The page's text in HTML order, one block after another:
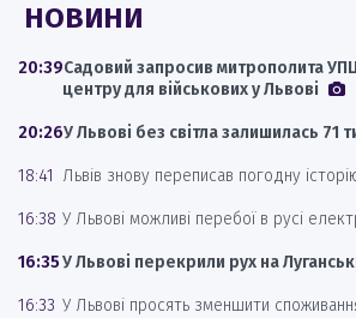
НОВИНИ
20:39Садовий запросив митрополита
центру для військових у Львові
20:26У Львові без світла залишилась 71
18:41 Львів знову переписав погодну
16:38 У Львові можливі перебої в русі
16:35У Львові перекрили рух на
16:33 У Львові просять зменшити